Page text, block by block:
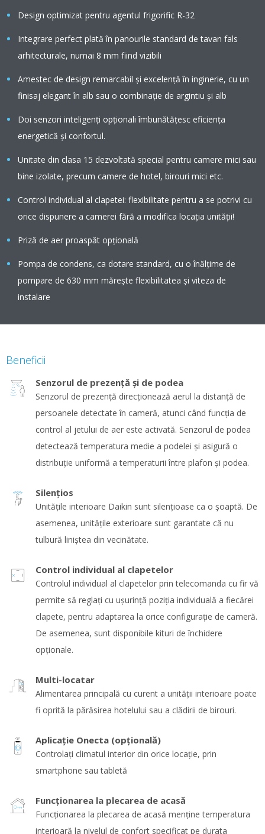
Design optimizat pentru agentul frigorific R-32
Integrare perfect plată în panourile standard de tavan fals
arhitecturale, numai 8 mm fiind vizibili
Amestec de design remarcabil şi excelenţă în inginerie, cu un
finisaj elegant în alb sau o combinaţie de argintiu şi alb
Doi senzori inteligenţi opţionali îmbunătăţesc eficienţa
energetică şi confortul.
Unitate din clasa 15 dezvoltată special pentru camere mici sau
bine izolate, precum camere de hotel, birouri mici etc.
Control individual al clapetei: flexibilitate pentru a se potrivi cu
orice dispunere a camerei fără a modifica locaţia unităţii!
Priză de aer proaspăt opţională
Pompa de condens, ca dotare standard, cu o înălţime de
pompare de 630 mm măreşte flexibilitatea şi viteza de
instalare
Beneficii
Senzorul de prezenţă şi de podea
Senzorul de prezenţă direcţionează aerul la distanţă de
persoanele detectate în cameră, atunci când funcţia de
control al jetului de aer este activată. Senzorul de podea
detectează temperatura medie a podelei şi asigură o
distribuţie uniformă a temperaturii între plafon şi podea.
Silenţios
Unităţile interioare Daikin sunt silenţioase ca o şoaptă. De
asemenea, unităţile exterioare sunt garantate că nu
tulbură liniştea din vecinătate.
Control individual al clapetelor
Controlul individual al clapetelor prin telecomanda cu fir vă
permite să reglaţi cu uşurinţă poziţia individuală a fiecărei
clapete, pentru adaptarea la orice configuraţie de cameră.
De asemenea, sunt disponibile kituri de închidere
opţionale.
Multi-locatar
Alimentarea principală cu curent a unităţii interioare poate
fi oprită la părăsirea hotelului sau a clădirii de birouri.
Aplicație Onecta (opțională)
Controlați climatul interior din orice locație, prin
smartphone sau tabletă
Funcţionarea la plecarea de acasă
Funcţionarea la plecarea de acasă menține temperatura
interioară la nivelul de confort specificat pe durata